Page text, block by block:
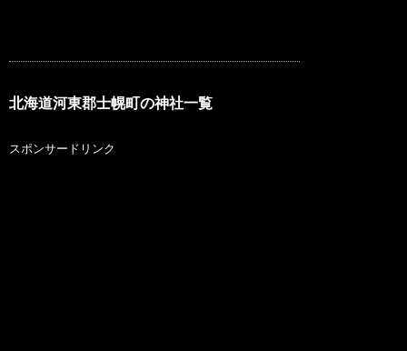
北海道河東郡士幌町の神社一覧
スポンサードリンク